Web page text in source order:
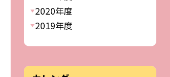
2020年度
2019年度